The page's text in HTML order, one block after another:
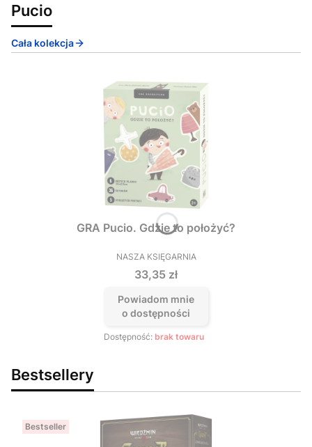
Pucio
Cała kolekcja
GRA Pucio. Gdzie to położyć?
PRODUCENT
NASZA KSIĘGARNIA
Cena
33,35 zł
Powiadom mnie
o dostępności
Dostępność: brak towaru
Bestsellery
Bestseller